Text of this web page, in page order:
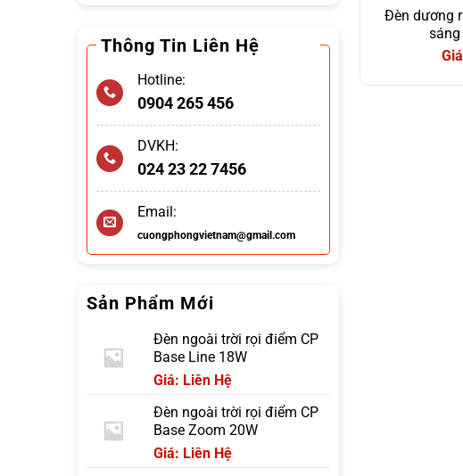
Thông Tin Liên Hệ
Hotline:
0904 265 456
DVKH:
024 23 22 7456
Email:
cuongphongvietnam@gmail.com
Sản Phẩm Mới
Đèn ngoài trời rọi điểm CP
Base Line 18W
Giá: Liên Hệ
Đèn ngoài trời rọi điểm CP
Base Zoom 20W
Giá: Liên Hệ
Đèn dương
sáng